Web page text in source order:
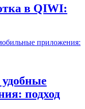
в QIWI:
подход